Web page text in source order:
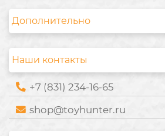
Дополнительно
Наши контакты
+7 (831) 234-16-65
shop@toyhunter.ru